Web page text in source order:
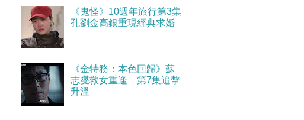
《鬼怪》10週年旅行第3集
孔劉金高銀重現經典求婚
《金特務：本色回歸》蘇
志燮救女重逢 第7集追擊
升溫